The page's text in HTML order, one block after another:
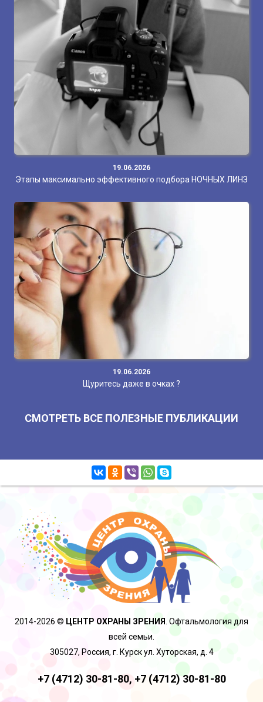
19.06.2026
Этапы максимально эффективного подбора НОЧНЫХ ЛИНЗ
19.06.2026
Щуритесь даже в очках ?
СМОТРЕТЬ ВСЕ ПОЛЕЗНЫЕ ПУБЛИКАЦИИ
2014-2026 © ЦЕНТР ОХРАНЫ ЗРЕНИЯ. Офтальмология для
всей семьи.
305027, Россия, г. Курск ул. Хуторская, д. 4
+7 (4712) 30-81-80, +7 (4712) 30-81-80